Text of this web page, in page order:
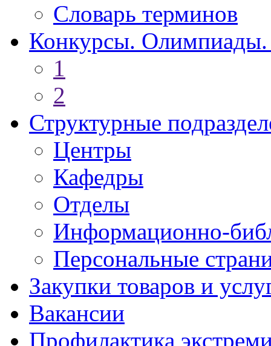
Словарь терминов
Конкурсы.
1
2
Структурные
Центры
Кафедры
Отделы
Информационно-
Персональные
Закупки товаров и
Вакансии
Профилактика